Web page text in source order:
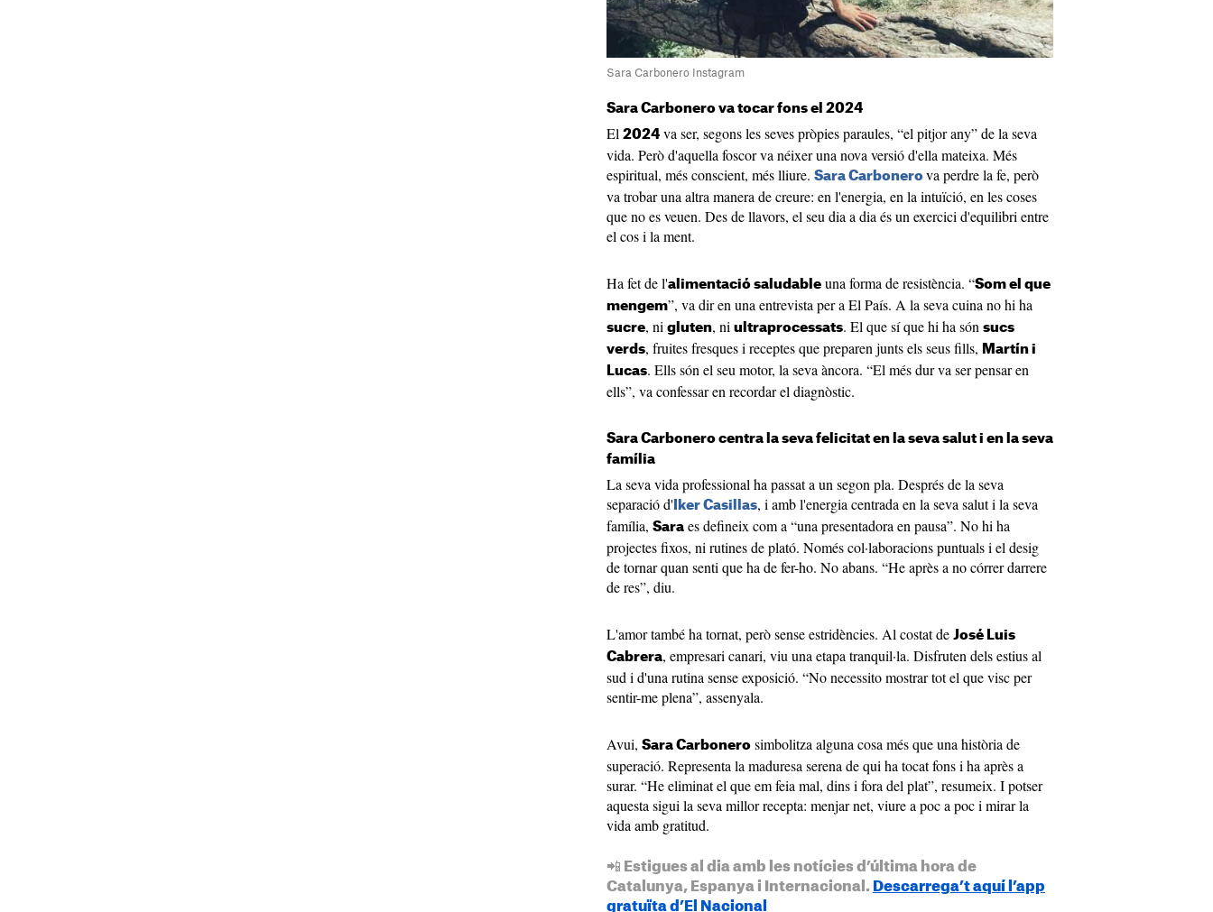
Sara Carbonero Instagram
Sara Carbonero va tocar fons el 2024
El 2024 va ser, segons les seves pròpies paraules, “el pitjor any” de la seva
vida. Però d'aquella foscor va néixer una nova versió d'ella mateixa. Més
espiritual, més conscient, més lliure. Sara Carbonero va perdre la fe, però
va trobar una altra manera de creure: en l'energia, en la intuïció, en les coses
que no es veuen. Des de llavors, el seu dia a dia és un exercici d'equilibri entre
el cos i la ment.
Ha fet de l'alimentació saludable una forma de resistència. “Som el que
mengem”, va dir en una entrevista per a El País. A la seva cuina no hi ha
sucre, ni gluten, ni ultraprocessats. El que sí que hi ha són sucs
verds, fruites fresques i receptes que preparen junts els seus fills, Martín i
Lucas. Ells són el seu motor, la seva àncora. “El més dur va ser pensar en
ells”, va confessar en recordar el diagnòstic.
Sara Carbonero centra la seva felicitat en la seva salut i en la seva
família
La seva vida professional ha passat a un segon pla. Després de la seva
separació d' Iker Casillas, i amb l'energia centrada en la seva salut i la seva
família, Sara es defineix com a “una presentadora en pausa”. No hi ha
projectes fixos, ni rutines de plató. Només col·laboracions puntuals i el desig
de tornar quan senti que ha de fer-ho. No abans. “He après a no córrer darrere
de res”, diu.
L'amor també ha tornat, però sense estridències. Al costat de José Luis
Cabrera, empresari canari, viu una etapa tranquil·la. Disfruten dels estius al
sud i d'una rutina sense exposició. “No necessito mostrar tot el que visc per
sentir-me plena”, assenyala.
Avui, Sara Carbonero simbolitza alguna cosa més que una història de
superació. Representa la maduresa serena de qui ha tocat fons i ha après a
surar. “He eliminat el que em feia mal, dins i fora del plat”, resumeix. I potser
aquesta sigui la seva millor recepta: menjar net, viure a poc a poc i mirar la
vida amb gratitud.
📲 Estigues al dia amb les notícies d’última hora de
Catalunya, Espanya i Internacional. Descarrega’t aquí l’app
gratuïta d’El Nacional